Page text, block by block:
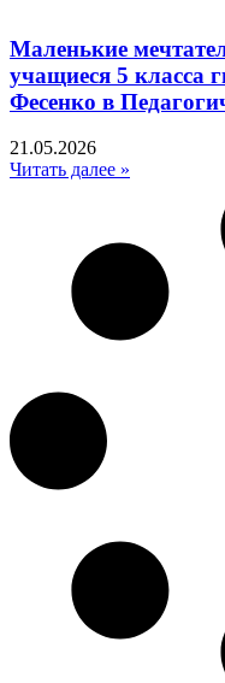
Маленькие
учащиеся 5 класса
Фесенко в
21.05.2026
Читать далее »